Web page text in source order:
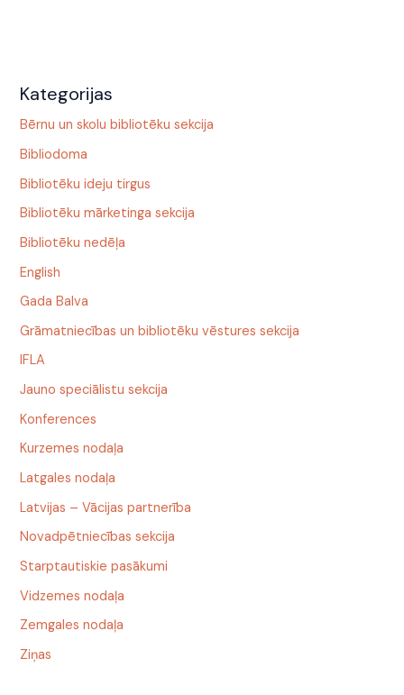
Kategorijas
Bērnu un skolu bibliotēku sekcija
Bibliodoma
Bibliotēku ideju tirgus
Bibliotēku mārketinga sekcija
Bibliotēku nedēļa
English
Gada Balva
Grāmatniecības un bibliotēku vēstures sekcija
IFLA
Jauno speciālistu sekcija
Konferences
Kurzemes nodaļa
Latgales nodaļa
Latvijas – Vācijas partnerība
Novadpētniecības sekcija
Starptautiskie pasākumi
Vidzemes nodaļa
Zemgales nodaļa
Ziņas